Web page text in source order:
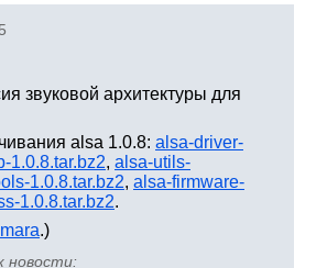
звуковой архитектуры для
alsa 1.0.8: alsa-driver-
1.0.8.tar.bz2, alsa-utils-
1.0.8.tar.bz2, alsa-firmware-
1.0.8.tar.bz2.
mara.)
новости: